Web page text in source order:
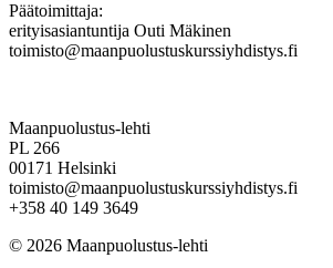
Päätoimittaja:
erityisasiantuntija Outi Mäkinen
toimisto@maanpuolustuskurssiyhdistys.fi
Maanpuolustus-lehti
PL 266
00171 Helsinki
toimisto@maanpuolustuskurssiyhdistys.fi
+358 40 149 3649
© 2026 Maanpuolustus-lehti